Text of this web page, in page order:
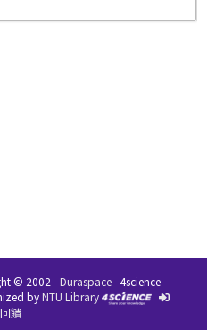
© 2002- Duraspace 4science -
byNTU Library
回饋